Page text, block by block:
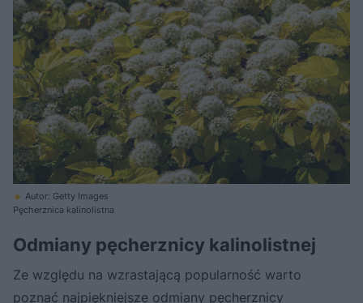
Autor: Getty Images
Pęcherznica kalinolistna
Odmiany pęcherznicy kalinolistnej
Ze względu na wzrastającą popularność warto
poznać najpiękniejsze odmiany pęcherznicy